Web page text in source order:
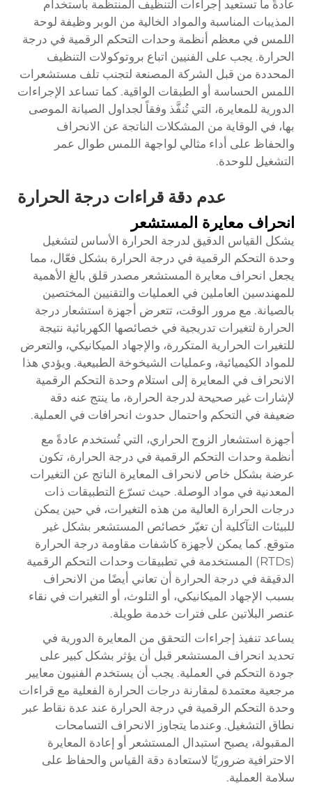
عادةً ما تستعيد إجراءات التنظيف المنتظمة باستخدام
المذيبات المناسبة والمواد الخالية من الوبر وظيفة لوحة
اللمس في معظم أنظمة وحدات التحكم الرقمية في درجة
الحرارة. يجب على الفنيين اتباع بروتوكولات التنظيف
المحددة من قبل الشركة المصنعة لتجنب تلف مستشعرات
اللمس الحساسة أو الطبقات الواقية. كما تساعد الإجراءات
الدورية للمعايرة، التي تُنفَّذ وفقاً لجداول الصيانة الموصى
بها، في الوقاية من المشكلات الناتجة عن الانحراف
والحفاظ على أداء مثالي لواجهة اللمس طوال عمر
التشغيل للوحدة.
عدم دقة قراءات درجة الحرارة
انحراف معايرة المستشعر
يشكل القياس الدقيق لدرجة الحرارة الأساس لتشغيل
وحدة التحكم الرقمية في درجة الحرارة بشكل فعّال، مما
يجعل انحراف معايرة المستشعر مصدر قلق بالغ الأهمية
للمهندسين العاملين في العمليات والتقنيين المختصين
بالصيانة. مع مرور الوقت، تتعرض أجهزة استشعار درجة
الحرارة لتغيرات تدريجية في خصائصها الكهربائية نتيجة
للتغيرات الحرارية المتكررة، والإجهاد الميكانيكي، والتعرض
للمواد الكيميائية، وعمليات الشيخوخة الطبيعية. ويؤدي هذا
الانحراف في المعايرة إلى استلام وحدة التحكم الرقمية
لإشارات غير صحيحة لدرجة الحرارة، ما ينتج عنه دقة
ضعيفة في التحكم واحتمال حدوث انحرافات في العملية.
أجهزة استشعار الزوج الحراري، التي تُستخدم عادةً مع
أنظمة وحدات التحكم الرقمية في درجة الحرارة، تكون
عرضة بشكل خاص لانحراف المعايرة الناتج عن التغيرات
المعدنية في مواد الوصلة. حيث تسرّع التطبيقات ذات
درجات الحرارة العالية من هذه التغيرات، في حين يمكن
للبيئات التآكلية أن تغيّر خصائص المستشعر بشكل غير
متوقع. كما يمكن لأجهزة كاشفات مقاومة درجة الحرارة
(RTDs) المستخدمة في تطبيقات وحدات التحكم الرقمية
الدقيقة في درجة الحرارة أن تعاني أيضًا من الانحراف
بسبب الإجهاد الميكانيكي، أو التلوث، أو التغيرات في نقاء
عنصر البلاتين على فترات خدمة طويلة.
يساعد تنفيذ إجراءات التحقق من المعايرة الدورية في
تحديد انحراف المستشعر قبل أن يؤثر بشكل كبير على
جودة التحكم في العملية. يجب أن يستخدم الفنيون معايير
مرجعية معتمدة لمقارنة درجات الحرارة الفعلية مع قراءات
وحدة التحكم الرقمية في درجة الحرارة عند عدة نقاط عبر
نطاق التشغيل. وعندما يتجاوز الانحراف التسامحات
المقبولة، يصبح استبدال المستشعر أو إعادة المعايرة
الاحترافية ضروريًا لاستعادة دقة القياس والحفاظ على
سلامة العملية.